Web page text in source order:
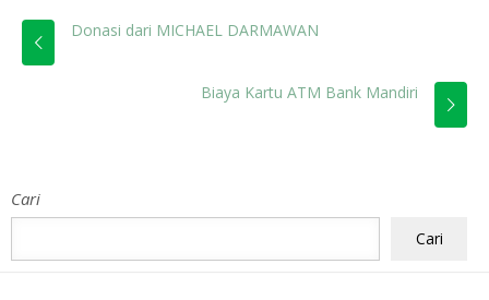
Donasi dari MICHAEL DARMAWAN
Biaya Kartu ATM Bank Mandiri
Cari
Cari